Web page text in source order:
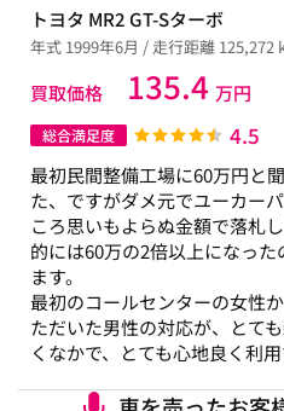
トヨタ MR2 GT-Sターボ
年式 1999年6月 / 走行距離 125,272
買取価格 135.4 万円
総合満足度 4.5
最初民間整備工場に60万円と
た、ですがダメ元でユーカー
ころ思いもよらぬ金額で落札
的には60万の2倍以上になった
ます。
最初のコールセンターの女性
ただいた男性の対応が、とて
くなかで、とても心地良く利